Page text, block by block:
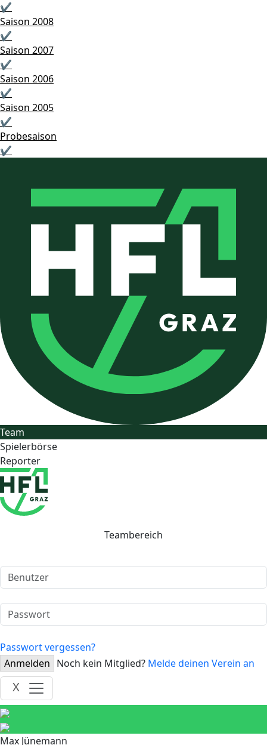
✔
Saison 2008
✔
Saison 2007
✔
Saison 2006
✔
Saison 2005
✔
Probesaison
✔
Team
Spielerbörse
Reporter
Teambereich
Passwort vergessen?
Anmelden Noch kein Mitglied? Melde deinen Verein an
X
Max Jünemann